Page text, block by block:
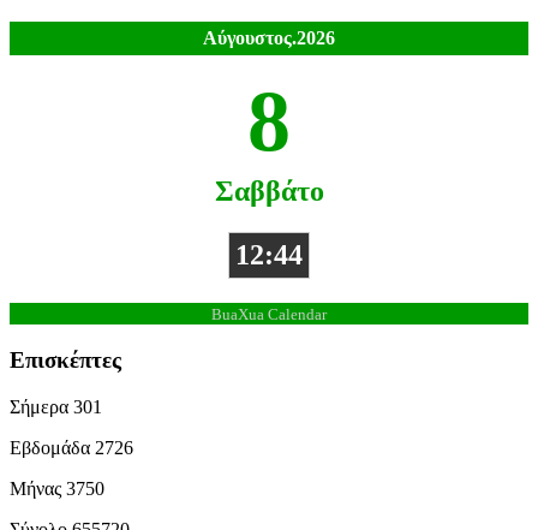
Αύγουστος.2026
8
Σαββάτο
12:44
BuaXua Calendar
Επισκέπτες
Σήμερα 301
Εβδομάδα 2726
Μήνας 3750